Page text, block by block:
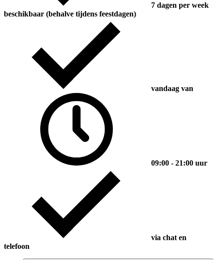
7 dagen per week
beschikbaar (behalve tijdens feestdagen)
vandaag van
09:00 - 21:00 uur
via chat en
telefoon